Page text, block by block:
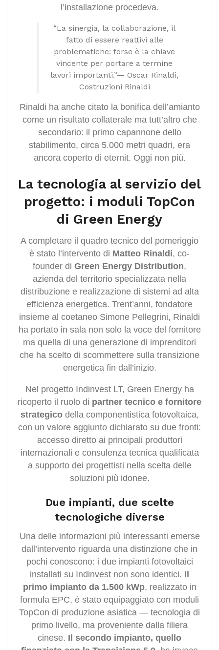
l’installazione procedeva.
“La sinergia, la collaborazione, il
fatto di essere reattivi alle
problematiche: forse è la chiave
vincente per portare a termine
lavori importanti.”— Oscar Rinaldi,
Costruzioni Rinaldi
Rinaldi ha anche citato la bonifica dell’amianto
come un risultato collaterale ma tutt’altro che
secondario: il primo capannone dello
stabilimento, circa 5.000 metri quadri, era
ancora coperto di eternit. Oggi non più.
La tecnologia al servizio del
progetto: i moduli TopCon
di Green Energy
A completare il quadro tecnico del pomeriggio
è stato l’intervento di Matteo Rinaldi, co-
founder di Green Energy Distribution,
azienda del territorio specializzata nella
distribuzione e realizzazione di sistemi ad alta
efficienza energetica. Trent’anni, fondatore
insieme al coetaneo Simone Pellegrini, Rinaldi
ha portato in sala non solo la voce del fornitore
ma quella di una generazione di imprenditori
che ha scelto di scommettere sulla transizione
energetica fin dall’inizio.
Nel progetto Indinvest LT, Green Energy ha
ricoperto il ruolo di partner tecnico e fornitore
strategicodella componentistica fotovoltaica,
con un valore aggiunto dichiarato su due fronti:
accesso diretto ai principali produttori
internazionali e consulenza tecnica qualificata
a supporto dei progettisti nella scelta delle
soluzioni più idonee.
Due impianti, due scelte
tecnologiche diverse
Una delle informazioni più interessanti emerse
dall’intervento riguarda una distinzione che in
pochi conoscono: i due impianti fotovoltaici
installati su Indinvest non sono identici. Il
primo impianto da 1.500 kWp, realizzato in
formula EPC, è stato equipaggiato con moduli
TopCon di produzione asiatica — tecnologia di
primo livello, ma proveniente dalla filiera
cinese. Il secondo impianto, quello